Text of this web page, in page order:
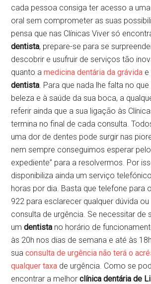
cada pessoa consiga ter acesso a
oral sem comprometer as suas
pensa que nas Clínicas Viver só
dentista, prepare-se para se
descobrir e usufruir de serviços tão
quanto amedicina dentária da grávida
dentista. Para que nada lhe falta no
beleza e à saúde da sua boca, a
referir ainda que a sua ligação às
termina no final de cada consulta.
uma dor de dentes pode surgir nas
nem sempre conseguimos esperar
expediente” para a resolvermos. Por
disponibiliza ainda um serviço
horas por dia. Basta que telefone para
922 para esclarecer qualquer dúvida
consulta de urgência. Se necessitar de
umdentista no horário de
às 20h nos dias de semana e até às
suaconsulta de urgência não terá o
qualquer taxa de urgência. Como se
encontrar a melhorclínica dentária de